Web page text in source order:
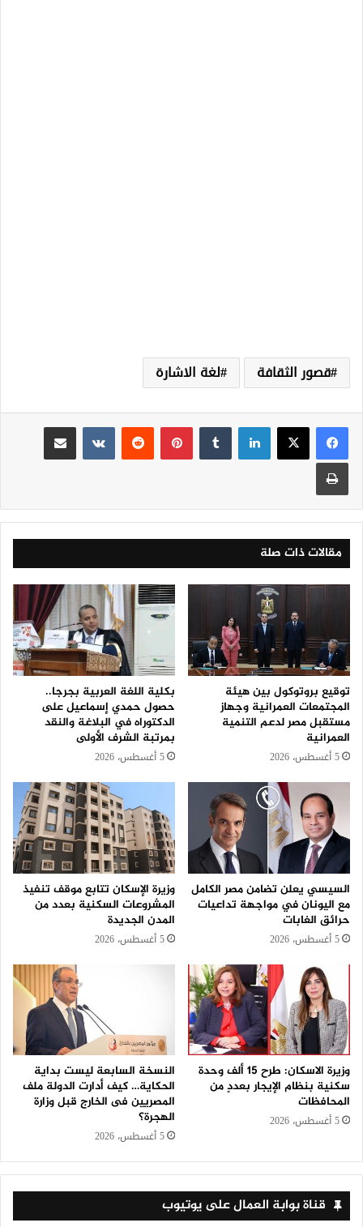
قصور الثقافة لغة الاشارة
لينكدإن بينتيريست
مقالات ذات صلة
توقيع بروتوكول بين هيئة
المجتمعات العمرانية وجهاز
مستقبل مصر لدعم التنمية
العمرانية
5 أغسطس، 2026
بكلية اللغة العربية بجرجا..
حصول حمدي إسماعيل على
الدكتوراه في البلاغة والنقد
بمرتبة الشرف الأولى
5 أغسطس، 2026
السيسي يعلن تضامن مصر الكامل
مع اليونان في مواجهة تداعيات
حرائق الغابات
5 أغسطس، 2026
وزيرة الإسكان تتابع موقف تنفيذ
المشروعات السكنية بعدد من
المدن الجديدة
5 أغسطس، 2026
وزيرة الاسكان: طرح 15 ألف وحدة
سكنية بنظام الإيجار بعددٍ من
المحافظات
5 أغسطس، 2026
النسخة السابعة ليست بداية
الحكاية… كيف أدارت الدولة ملف
المصريين فى الخارج قبل وزارة
الهجرة؟
5 أغسطس، 2026
قناة بوابة العمال على يوتيوب